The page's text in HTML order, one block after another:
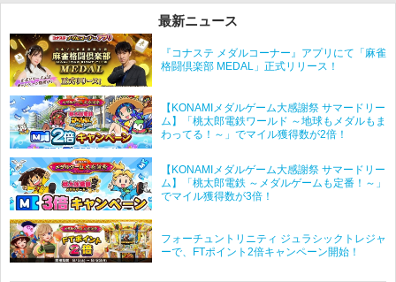
最新ニュース
『コナステ メダルコーナー』アプリにて「麻雀
格闘倶楽部 MEDAL」正式リリース！
【KONAMIメダルゲーム大感謝祭 サマードリー
ム】「桃太郎電鉄ワールド ～地球もメダルもま
わってる！～」でマイル獲得数が2倍！
【KONAMIメダルゲーム大感謝祭 サマードリー
ム】「桃太郎電鉄 ～メダルゲームも定番！～」
でマイル獲得数が3倍！
フォーチュントリニティ ジュラシックトレジャ
ーで、FTポイント2倍キャンペーン開始！